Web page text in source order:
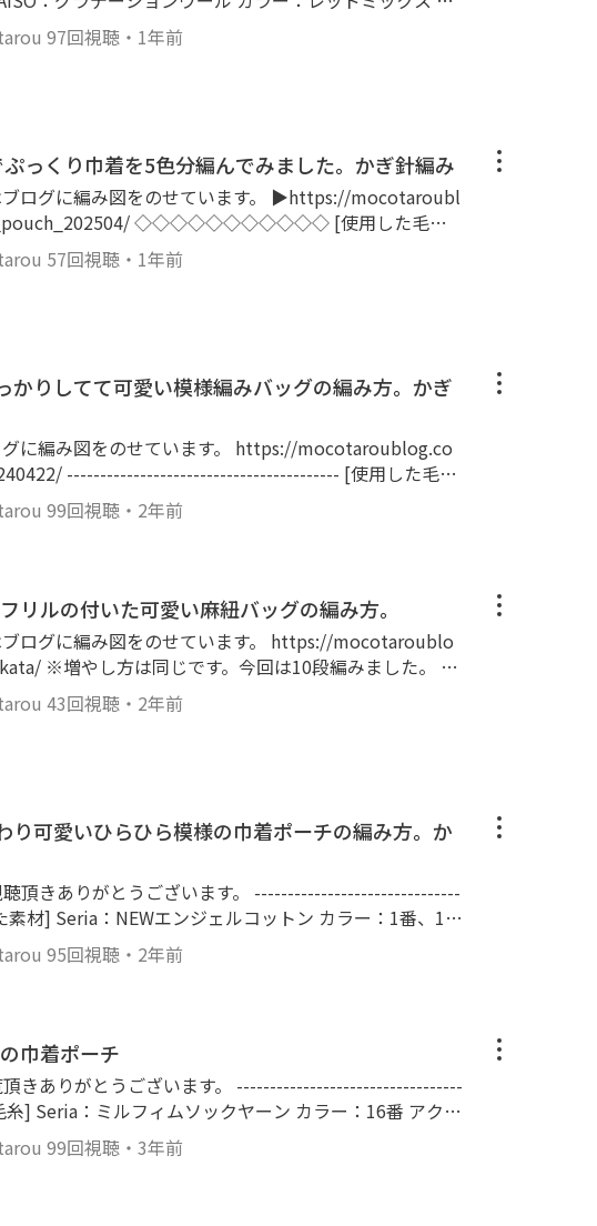
ットン カラー：1番 綿
ティモレッド か
97回視聴 ・ 1年前
っくり巾着を5色分編んでみました。かぎ針編み
ブログに編み図をのせています。 ▶https://mocotaroubl
[使用した毛糸]
コットン カラー：2001 綿100％ 1玉 [使用したかぎ
57回視聴 ・ 1年前
かりしてて可愛い模様編みバッグの編み方。かぎ
グに編み図をのせています。 https://mocotaroublog.co
[使用した毛
17番は8玉（バッグ本体） [使用したかぎ針] 8号
99回視聴 ・ 2年前
リルの付いた可愛い麻紐バッグの編み方。
ログに編み図をのせています。 https://mocotaroublo
※増やし方は同じです。今回は10段編みました。 ---
糸] DAISO：フラワーフレーク
綿56％、ナイロン26％、ポリエステル18％ 25g、約70m
約28cm、底直径：約19cm
43回視聴 ・ 2年前
り可愛いひらひら模様の巾着ポーチの編み方。か
がとうございます。 -------------------------------
65m 1番は2玉と半分くらい 10番は紐だけなのでちょっ
使用した
95回視聴 ・ 2年前
巾着ポーチ
うございます。 ----------------------------------
と半分くらい使いました。 [使用したかぎ針] 6号
99回視聴 ・ 3年前